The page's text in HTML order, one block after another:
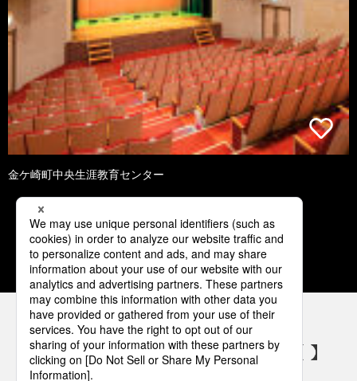
金ケ崎町中央生涯教育センター
1 2 3 4 5
パナソニックの電気設備 SNSアカウント